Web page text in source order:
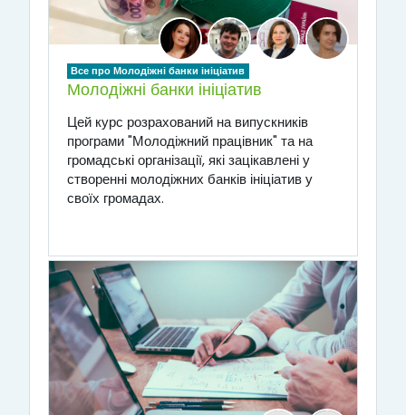
Все про Молодіжні банки ініціатив
Молодіжні банки ініціатив
Цей курс розрахований на випускників
програми "Молодіжний працівник" та на
громадські організації, які зацікавлені у
створенні молодіжних банків ініціатив у
своїх громадах.